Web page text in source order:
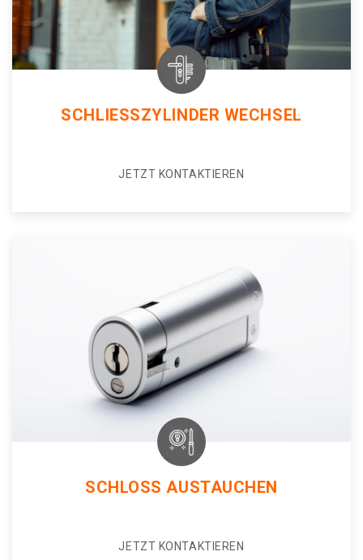
SCHLIESSZYLINDER WECHSEL
JETZT KONTAKTIEREN
SCHLOSS AUSTAUCHEN
JETZT KONTAKTIEREN